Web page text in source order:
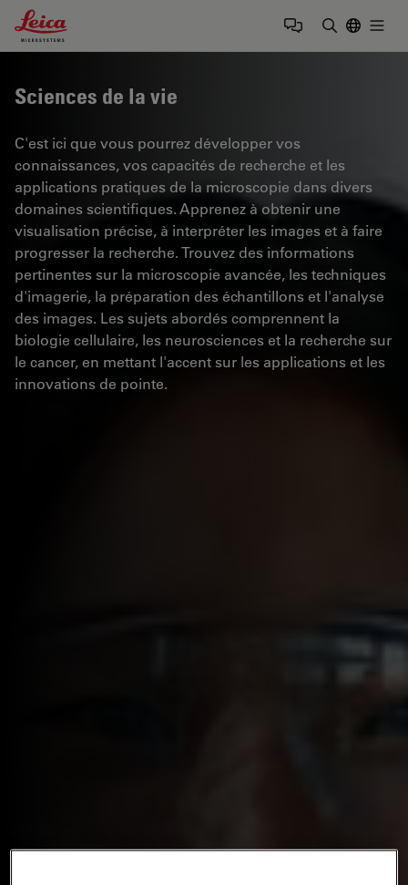
Leica Microsystems Logo
Sciences de la vie
C'est ici que vous pourrez développer vos
connaissances, vos capacités de recherche et les
applications pratiques de la microscopie dans divers
domaines scientifiques. Apprenez à obtenir une
visualisation précise, à interpréter les images et à faire
progresser la recherche. Trouvez des informations
pertinentes sur la microscopie avancée, les techniques
d'imagerie, la préparation des échantillons et l'analyse
des images. Les sujets abordés comprennent la
biologie cellulaire, les neurosciences et la recherche sur
le cancer, en mettant l'accent sur les applications et les
innovations de pointe.